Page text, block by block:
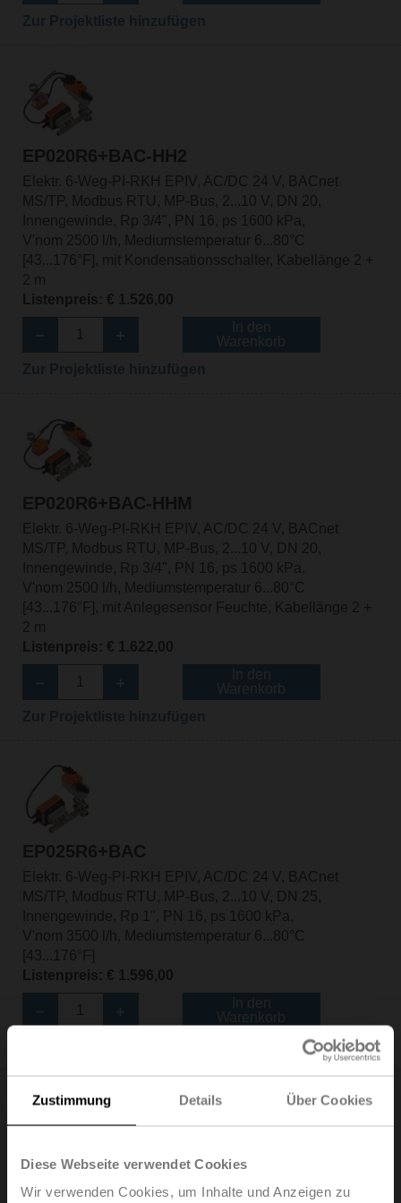
Zustimmung Details Über Cookies
Diese Webseite verwendet Cookies
Wir verwenden Cookies, um Inhalte und Anzeigen zu
EP020R6+BAC-HH2
Elektr. 6-Weg-PI-RKH EPIV, AC/DC 24 V, BACnet
MS/TP, Modbus RTU, MP-Bus, 2...10 V, DN 20,
Innengewinde, Rp 3/4", PN 16, ps 1600 kPa,
V'nom 2500 l/h, Mediumstemperatur 6...80°C
[43...176°F], mit Kondensationsschalter, Kabellänge 2 +
2 m
Listenpreis: € 1.526,00
EP020R6+BAC-HHM
Elektr. 6-Weg-PI-RKH EPIV, AC/DC 24 V, BACnet
MS/TP, Modbus RTU, MP-Bus, 2...10 V, DN 20,
Innengewinde, Rp 3/4", PN 16, ps 1600 kPa,
V'nom 2500 l/h, Mediumstemperatur 6...80°C
[43...176°F], mit Anlegesensor Feuchte, Kabellänge 2 +
2 m
Listenpreis: € 1.622,00
EP025R6+BAC
Elektr. 6-Weg-PI-RKH EPIV, AC/DC 24 V, BACnet
MS/TP, Modbus RTU, MP-Bus, 2...10 V, DN 25,
Innengewinde, Rp 1", PN 16, ps 1600 kPa,
V'nom 3500 l/h, Mediumstemperatur 6...80°C
[43...176°F]
Listenpreis: € 1.596,00